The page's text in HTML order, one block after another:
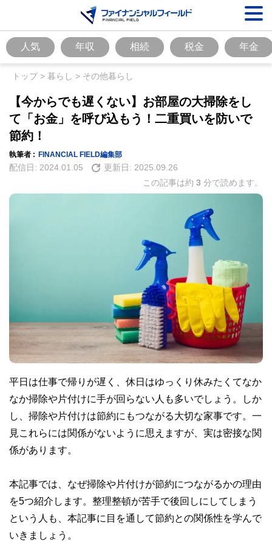
人気 年収 相続 税金 年金
トップ> 暮らし > その他暮らし
【今からでも遅くない】お部屋の大掃除をし
て「お金」を呼び込もう！二重買いを防いで
節約！
執筆者 : FINANCIAL FIELD編集部
配信日: 2024.01.05 更新日: 2025.09.26
この記事は約 3 分で読めます。
平日は仕事で帰りが遅く、休日はゆっくり休みたくてなか
なか掃除や片付けに手が回らない人も多いでしょう。しか
し、掃除や片付けは節約にもつながる大切な家事です。一
見これらには関係がないように思えますが、実は密接な関
係があります。
本記事では、なぜ掃除や片付けが節約につながるかの理由
を5つ紹介します。整理整頓が苦手で後回しにしてしまう
という人も、本記事に目を通して節約との関係性を学んで
いきましょう。